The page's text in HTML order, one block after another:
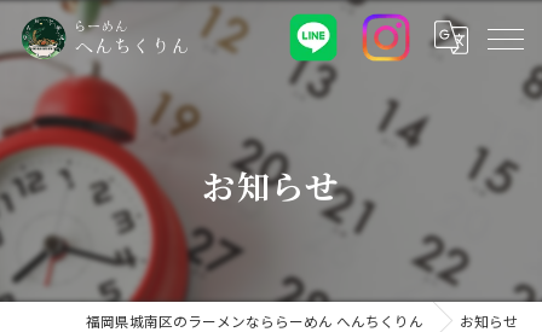
お知らせ
福岡県城南区のラーメンなららーめん へんちくりん お知らせ